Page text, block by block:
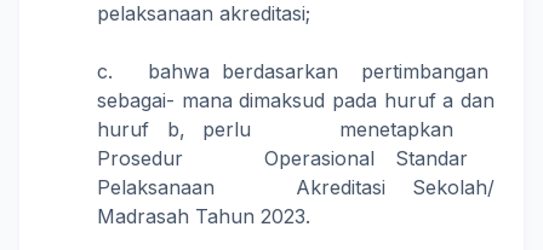
pelaksanaan akreditasi;
c. bahwa berdasarkan pertimbangan
sebagai- mana dimaksud pada huruf a dan
huruf b, perlu menetapkan
Prosedur Operasional Standar
Pelaksanaan Akreditasi Sekolah/
Madrasah Tahun 2023.